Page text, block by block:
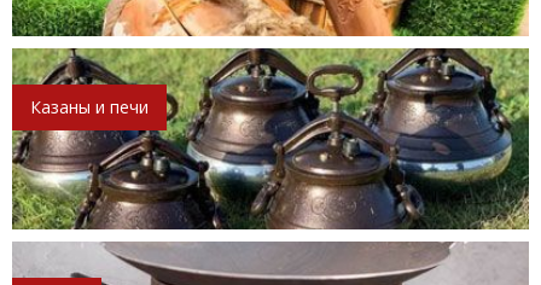
Казаны и печи